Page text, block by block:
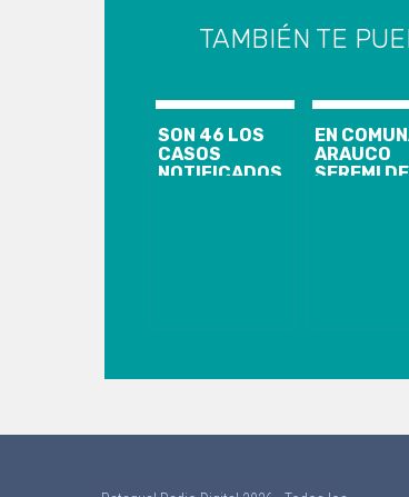
TAMBIÉN TE
SON 46 LOS
CASOS
NOTIFICADOS
POR COVID-19
CASOS
EN
ARAUCO
SEREMI DE